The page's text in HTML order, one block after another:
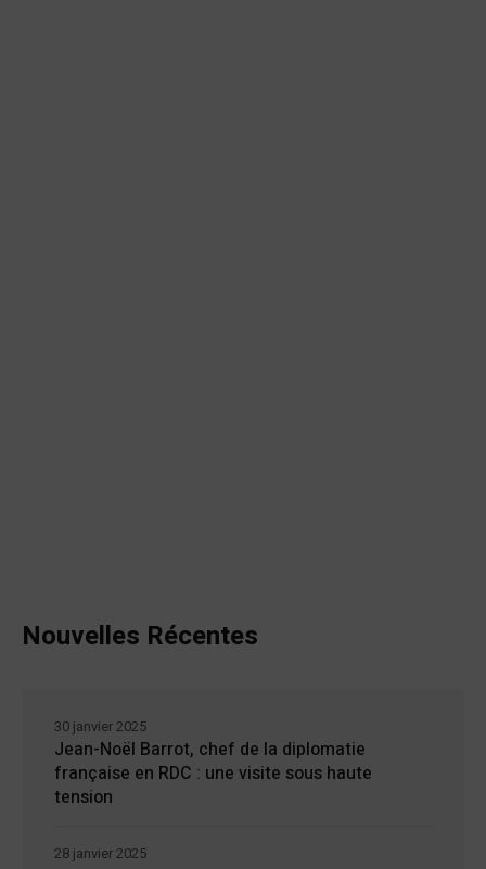
Nouvelles Récentes
Jean-Noël Barrot, chef de la diplomatie
française en RDC : une visite sous haute
tension
30 janvier 2025
28 janvier 2025